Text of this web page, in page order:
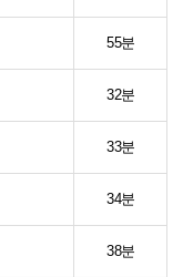
55분
32분
33분
34분
38분